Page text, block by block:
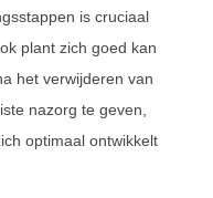
is cruciaal
plant zich goed kan
het verwijderen van
nazorg te geven,
optimaal ontwikkelt